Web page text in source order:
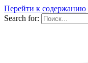
Перейти к содержанию
Search for: